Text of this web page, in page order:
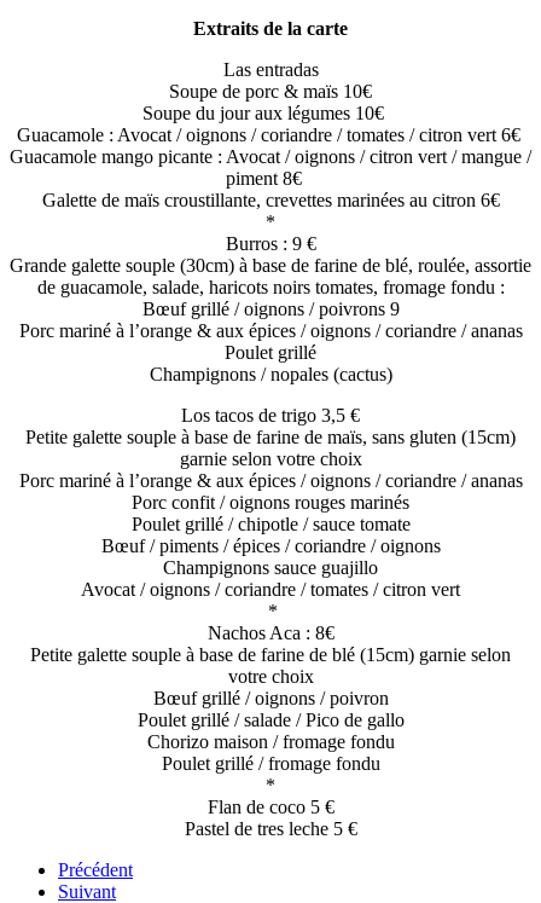
Extraits de la carte
Las entradas
Soupe de porc & maïs 10€
Soupe du jour aux légumes 10€
Guacamole : Avocat / oignons / coriandre / tomates / citron vert 6€
Guacamole mango picante : Avocat / oignons / citron vert / mangue /
piment 8€
Galette de maïs croustillante, crevettes marinées au citron 6€
*
Burros : 9 €
Grande galette souple (30cm) à base de farine de blé, roulée, assortie
de guacamole, salade, haricots noirs tomates, fromage fondu :
Bœuf grillé / oignons / poivrons 9
Porc mariné à l’orange & aux épices / oignons / coriandre / ananas
Poulet grillé
Champignons / nopales (cactus)
Los tacos de trigo 3,5 €
Petite galette souple à base de farine de maïs, sans gluten (15cm)
garnie selon votre choix
Porc mariné à l’orange & aux épices / oignons / coriandre / ananas
Porc confit / oignons rouges marinés
Poulet grillé / chipotle / sauce tomate
Bœuf / piments / épices / coriandre / oignons
Champignons sauce guajillo
Avocat / oignons / coriandre / tomates / citron vert
*
Nachos Aca : 8€
Petite galette souple à base de farine de blé (15cm) garnie selon
votre choix
Bœuf grillé / oignons / poivron
Poulet grillé / salade / Pico de gallo
Chorizo maison / fromage fondu
Poulet grillé / fromage fondu
*
Flan de coco 5 €
Pastel de tres leche 5 €
Précédent
Suivant